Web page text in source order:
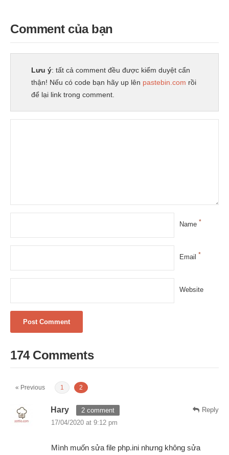
Comment của bạn
Lưu ý: tất cả comment đều được kiểm duyệt cẩn
thận! Nếu có code bạn hãy up lên pastebin.com rồi
để lại link trong comment.
Name *
Email *
Website
174 Comments
« Previous 1 2
Reply
Hary
2 comment
17/04/2020 at 9:12 pm
Mình muốn sửa file php.ini nhưng không sửa